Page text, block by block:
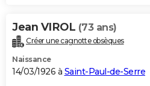
Jean VIROL (73 ans)
Créer une cagnotte obsèques
Naissance
14/03/1926 à Saint-Paul-de-Serre